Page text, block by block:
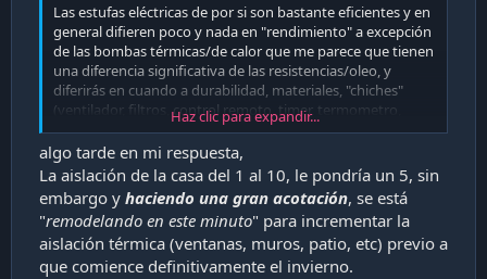
Las estufas eléctricas de por si son bastante eficientes y en
general difieren poco y nada en "rendimiento" a excepción
de las bombas térmicas/de calor que me parece que tienen
una diferencia significativa de las resistencias/oleo, y
diferirás en cuando a durabilidad, materiales, "chiches"
(ventilador, filtros, control remoto, timer, termometro,
conexion waifi, rgb, etc)
Haz clic para expandir...
algo tarde en mi respuesta,
La aislación de la casa del 1 al 10, le pondría un 5, sin
embargo y haciendo una gran acotación, se está
"remodelando en este minuto" para incrementar la
aislación térmica (ventanas, muros, patio, etc) previo a
que comience definitivamente el invierno.